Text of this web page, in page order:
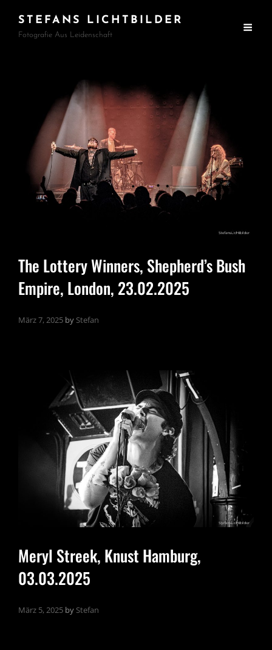
STEFANS LICHTBILDER
Fotografie Aus Leidenschaft
The Lottery Winners, Shepherd’s Bush
Empire, London, 23.02.2025
März 7, 2025 by Stefan
Meryl Streek, Knust Hamburg,
03.03.2025
März 5, 2025 by Stefan